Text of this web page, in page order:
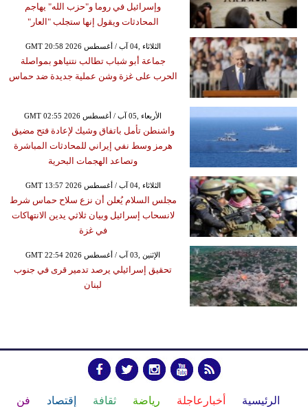
وإسرائيل في روما و"حزب الله" يهاجم
المحادثات ويقول إنها ستجلب "العار"
GMT 20:58 2026 الثلاثاء ,04 آب / أغسطس
جماعة أبو شباب تطالب نتنياهو بمواصلة
الحرب على غزة وشن عملية جديدة ضد حماس
GMT 02:55 2026 الأربعاء ,05 آب / أغسطس
واشنطن تأمل باتفاق وشيك لإعادة فتح مضيق
هرمز وسط نفي إيراني للمحادثات المباشرة
وتصاعد الهجمات البحرية
GMT 13:57 2026 الثلاثاء ,04 آب / أغسطس
مجلس السلام يُعلن أن نزع سلاح حماس شرط
لانسحاب إسرائيل وبيان ثلاثي يدين الانتهاكات
في غزة
GMT 22:54 2026 الإثنين ,03 آب / أغسطس
تحقيق إسرائيلي يرصد تدمير قرى في جنوب
لبنان
الرئيسية أخبارعاجلة رياضة ثقافة إقتصاد فن